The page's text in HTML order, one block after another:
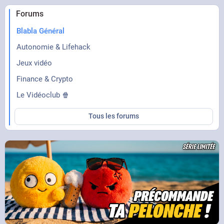
Forums
Blabla Général
Autonomie & Lifehack
Jeux vidéo
Finance & Crypto
Le Vidéoclub 🍿
Tous les forums